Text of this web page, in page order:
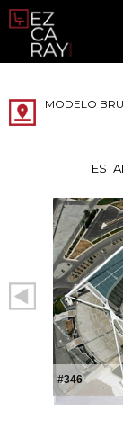
MODELO
#346